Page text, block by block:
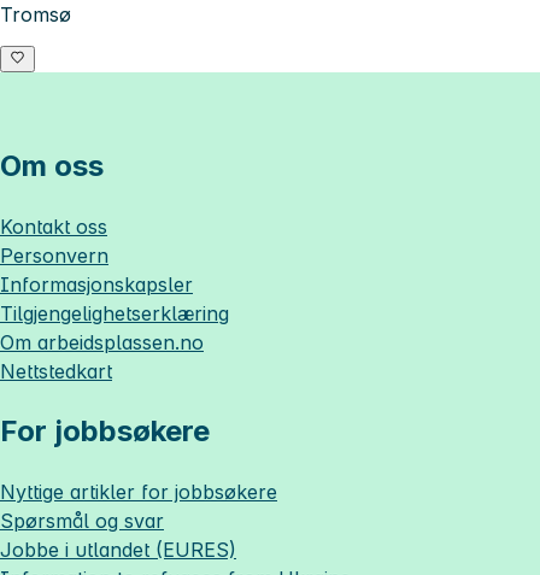
Tromsø
Om oss
Kontakt oss
Personvern
Informasjonskapsler
Tilgjengelighetserklæring
Om arbeidsplassen.no
Nettstedkart
For jobbsøkere
Nyttige artikler for jobbsøkere
Spørsmål og svar
Jobbe i utlandet (EURES)